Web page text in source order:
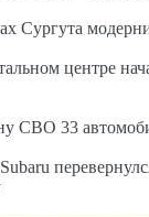
Сургута
центре
СВО 33